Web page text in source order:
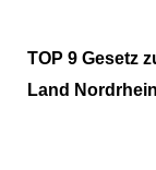
TOP 9 Gesetz
Land